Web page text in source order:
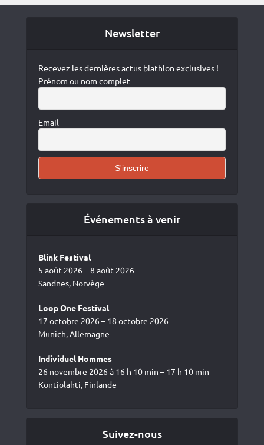
Newsletter
Recevez les dernières actus biathlon exclusives !
Prénom ou nom complet
Email
Événements à venir
Blink Festival
5 août 2026 – 8 août 2026
Sandnes, Norvège
Loop One Festival
17 octobre 2026 – 18 octobre 2026
Munich, Allemagne
Individuel Hommes
26 novembre 2026 à 16 h 10 min – 17 h 10 min
Kontiolahti, Finlande
Suivez-nous